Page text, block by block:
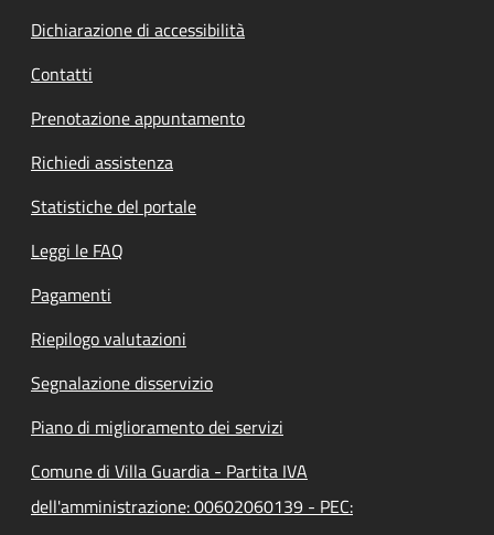
Dichiarazione di accessibilità
Contatti
Prenotazione appuntamento
Richiedi assistenza
Statistiche del portale
Leggi le FAQ
Pagamenti
Riepilogo valutazioni
Segnalazione disservizio
Piano di miglioramento dei servizi
Comune di Villa Guardia - Partita IVA
dell'amministrazione: 00602060139 - PEC: